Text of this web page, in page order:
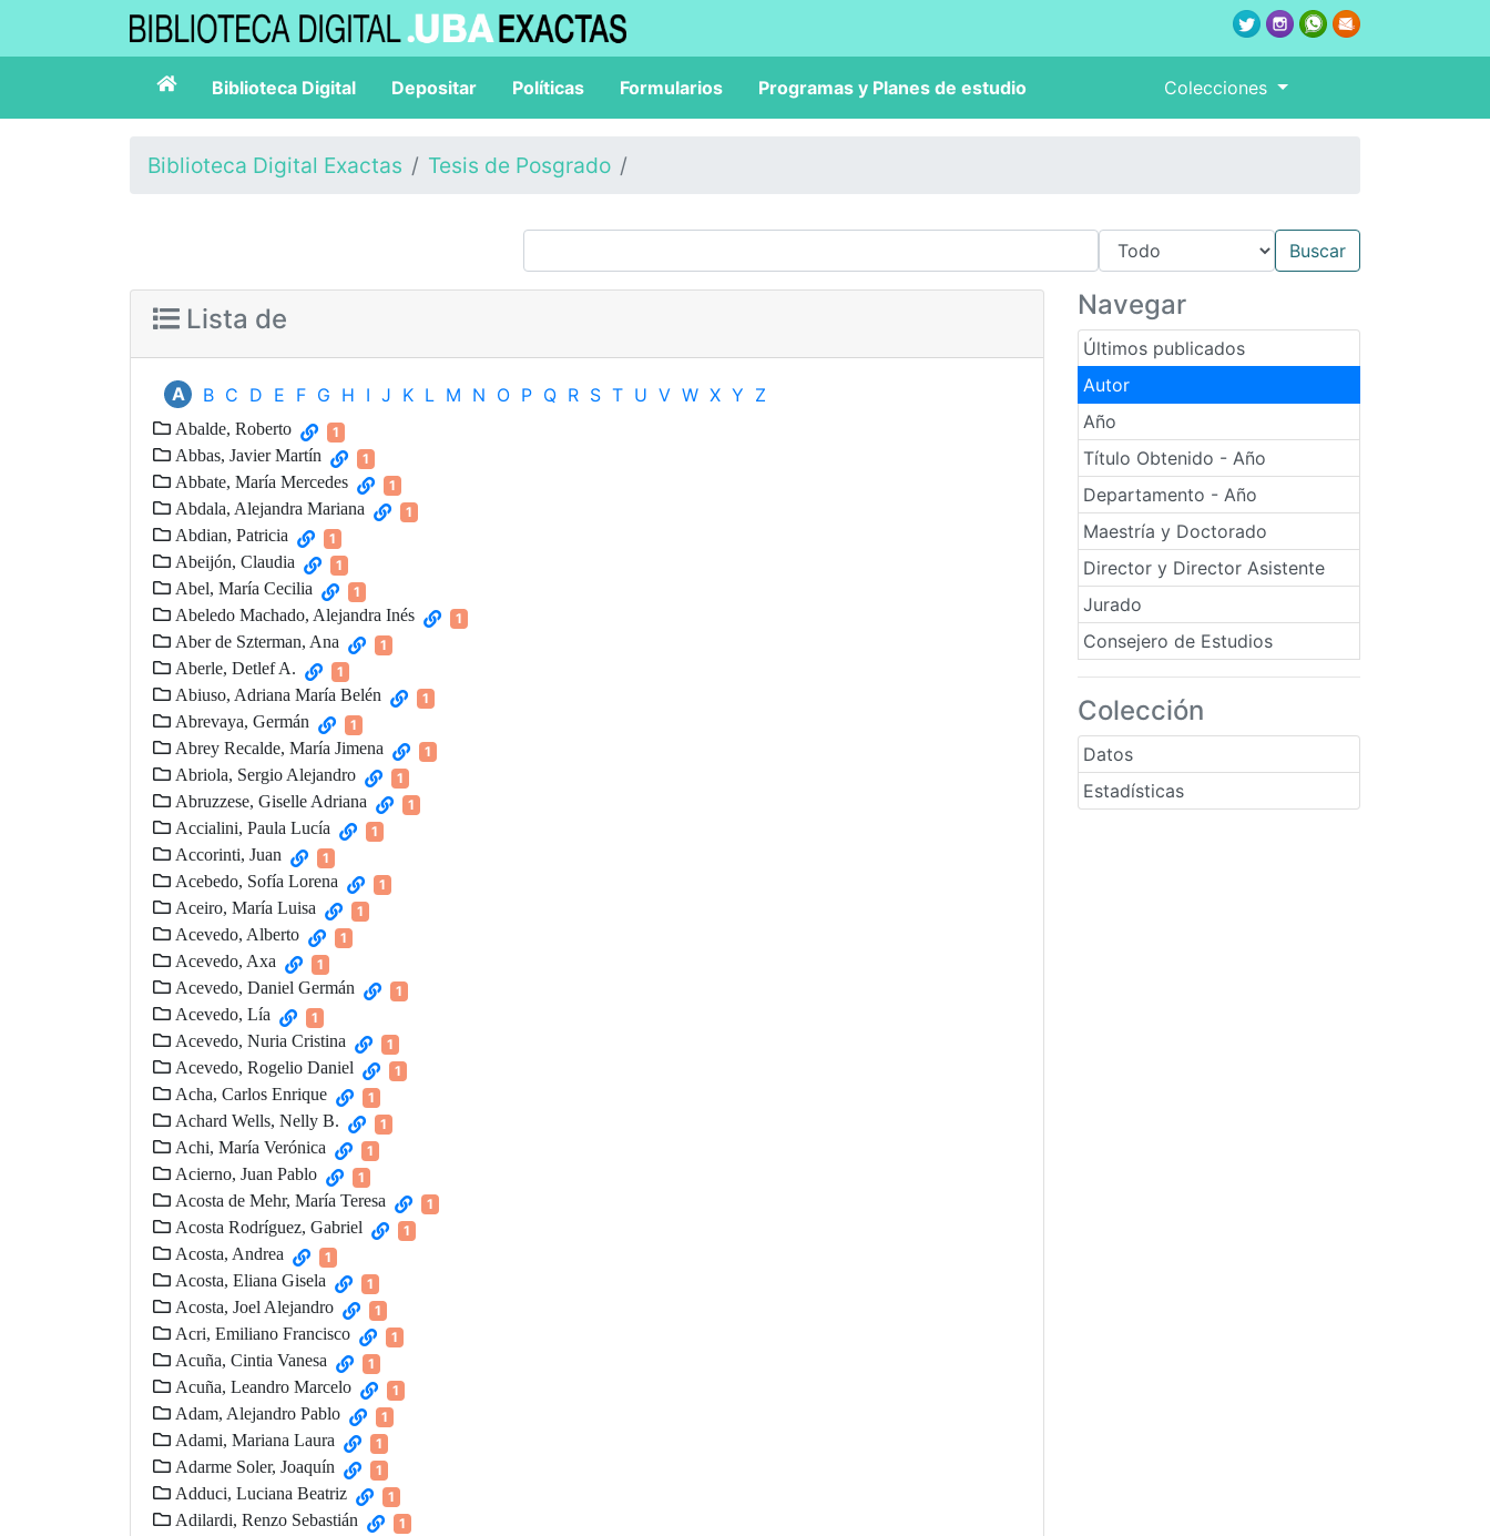
Biblioteca Digital Depositar Políticas Formularios Programas y Planes de estudio Colecciones
Biblioteca Digital Exactas Tesis de Posgrado
Navegar
Últimos publicados
Autor
Año
Título Obtenido - Año
Departamento - Año
Maestría y Doctorado
Director y Director Asistente
Jurado
Consejero de Estudios
Colección
Datos
Estadísticas
Lista de
A B C D E F G H I J K L M N O P Q R S T U V W X Y Z
Abalde, Roberto 1
Abbas, Javier Martín 1
Abbate, María Mercedes 1
Abdala, Alejandra Mariana 1
Abdian, Patricia 1
Abeijón, Claudia 1
Abel, María Cecilia 1
Abeledo Machado, Alejandra Inés 1
Aber de Szterman, Ana 1
Aberle, Detlef A. 1
Abiuso, Adriana María Belén 1
Abrevaya, Germán 1
Abrey Recalde, María Jimena 1
Abriola, Sergio Alejandro 1
Abruzzese, Giselle Adriana 1
Accialini, Paula Lucía 1
Accorinti, Juan 1
Acebedo, Sofía Lorena 1
Aceiro, María Luisa 1
Acevedo, Alberto 1
Acevedo, Axa 1
Acevedo, Daniel Germán 1
Acevedo, Lía 1
Acevedo, Nuria Cristina 1
Acevedo, Rogelio Daniel 1
Acha, Carlos Enrique 1
Achard Wells, Nelly B. 1
Achi, María Verónica 1
Acierno, Juan Pablo 1
Acosta de Mehr, María Teresa 1
Acosta Rodríguez, Gabriel 1
Acosta, Andrea 1
Acosta, Eliana Gisela 1
Acosta, Joel Alejandro 1
Acri, Emiliano Francisco 1
Acuña, Cintia Vanesa 1
Acuña, Leandro Marcelo 1
Adam, Alejandro Pablo 1
Adami, Mariana Laura 1
Adarme Soler, Joaquín 1
Adduci, Luciana Beatriz 1
Adilardi, Renzo Sebastián 1